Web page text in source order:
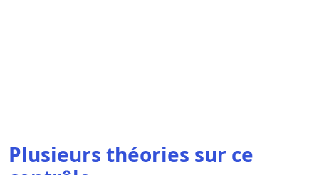
Plusieurs théories sur ce